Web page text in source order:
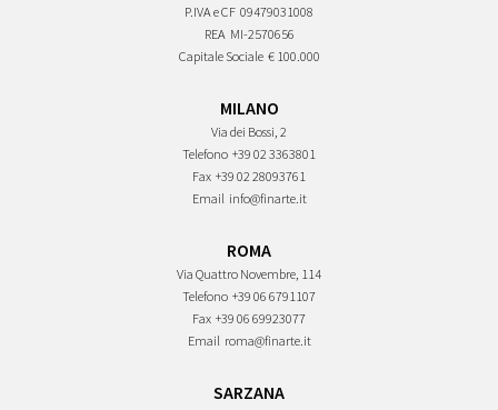
P.IVA e CF 09479031008
REA MI-2570656
Capitale Sociale € 100.000
MILANO
Via dei Bossi, 2
Telefono +39 02 3363801
Fax +39 02 28093761
Email info@finarte.it
ROMA
Via Quattro Novembre, 114
Telefono +39 06 6791107
Fax +39 06 69923077
Email roma@finarte.it
SARZANA